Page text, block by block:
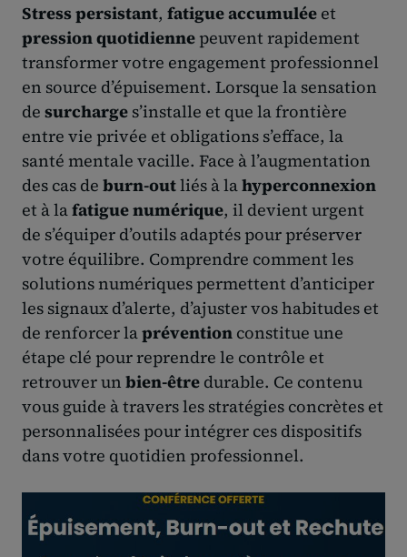
Stress persistant, fatigue accumulée et
pression quotidienne peuvent rapidement
transformer votre engagement professionnel
en source d’épuisement. Lorsque la sensation
de surcharge s’installe et que la frontière
entre vie privée et obligations s’efface, la
santé mentale vacille. Face à l’augmentation
des cas de burn-outliés à lahyperconnexion
et à lafatigue numérique, il devient urgent
de s’équiper d’outils adaptés pour préserver
votre équilibre. Comprendre comment les
solutions numériques permettent d’anticiper
les signaux d’alerte, d’ajuster vos habitudes et
de renforcer laprévention constitue une
étape clé pour reprendre le contrôle et
retrouver un bien-être durable. Ce contenu
vous guide à travers les stratégies concrètes et
personnalisées pour intégrer ces dispositifs
dans votre quotidien professionnel.